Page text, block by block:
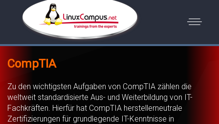
CompTIA
Zu den wichtigsten Aufgaben von CompTIA zählen die
weltweit standardisierte Aus- und Weiterbildung von IT-
Fachkräften. Hierfür hat CompTIA herstellerneutrale
Zertifizierungen für grundlegende IT-Kenntnisse in